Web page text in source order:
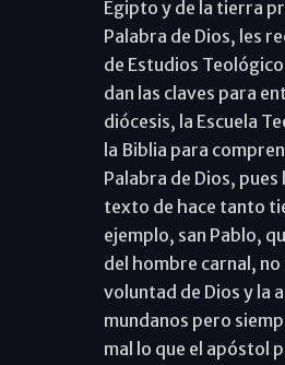
Egipto y de la tierra
Palabra de Dios, les
de Estudios
dan las claves para
diócesis, la Escuela
la Biblia para
Palabra de Dios,
texto de hace tanto
ejemplo, san Pablo,
del hombre carnal,
voluntad de Dios y la
mundanos pero
mal lo que el apóstol